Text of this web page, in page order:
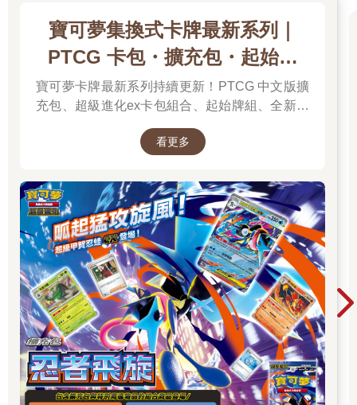
寶可夢集換式卡牌最新系列｜
PTCG 卡包・擴充包・起始牌
組．最新卡牌＆組合一次看
寶可夢卡牌最新系列持續更新！PTCG 中文版擴
充包、超級進化ex卡包組合、起始牌組、全新周
看更多